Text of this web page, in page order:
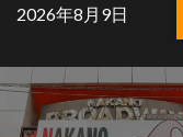
2026年8月9日